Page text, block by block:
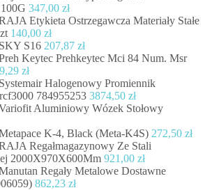
347,00 zł
Etykieta Ostrzegawcza Materiały Stałe
140,00 zł
SKY S16 207,87 zł
Keytec Prehkeytec Mci 84 Num. Msr
zł
Systemair Halogenowy Promiennik
784955253 3874,50 zł
Aluminiowy Wózek Stołowy
K-4, Black (Meta-K4S) 272,50 zł
Regałmagazynowy Ze Stali
2000X970X600Mm 921,00 zł
Regały Metalowe Dostawne
862,23 zł